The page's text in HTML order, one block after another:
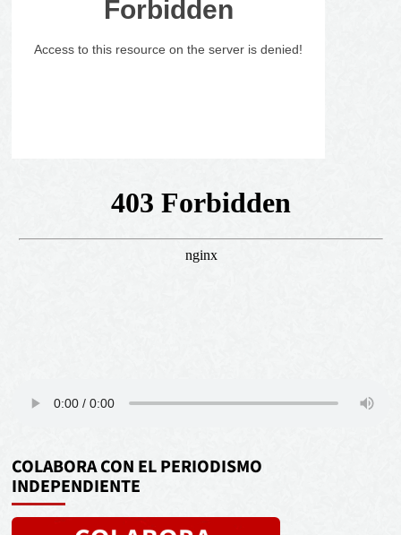
COLABORA CON EL PERIODISMO
INDEPENDIENTE